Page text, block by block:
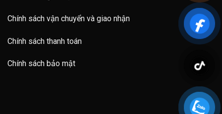
Chính sách vận chuyển và giao nhận
Chính sách thanh toán
Chính sách bảo mật